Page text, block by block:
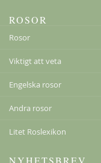
ROSOR
Rosor
Viktigt att veta
Engelska rosor
Andra rosor
Litet Roslexikon
NYHETSBREV